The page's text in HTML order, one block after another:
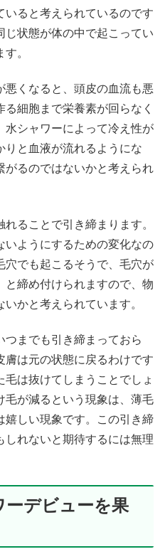
いると考えられているのです
じ状態が体の中で起こってい
。
くなると、頭皮の血流も悪
細胞まで栄養素が回らなく
水シャワーによって冷え性が
りと血液が流れるようにな
がるのではないかと考えられ
ることで引き締まります。
いようにするための変化なの
穴でも起こるそうで、毛穴が
と締め付けられますので、物
かと考えられています。
つまでも引き締まっておら
は元の状態に戻るわけです
は抜けてしまうことでしょ
毛が減るという現象は、薄毛
嬉しい現象です。この引き締
れないと期待するには無理
ーデビューを果